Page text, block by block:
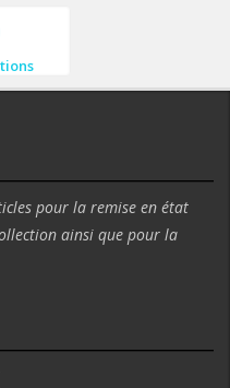
pour la remise en état
ainsi que pour la